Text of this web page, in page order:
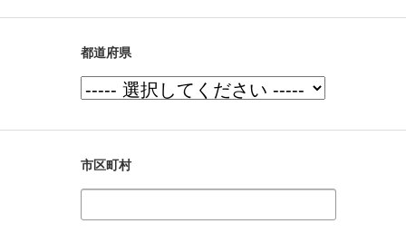
都道府県
市区町村